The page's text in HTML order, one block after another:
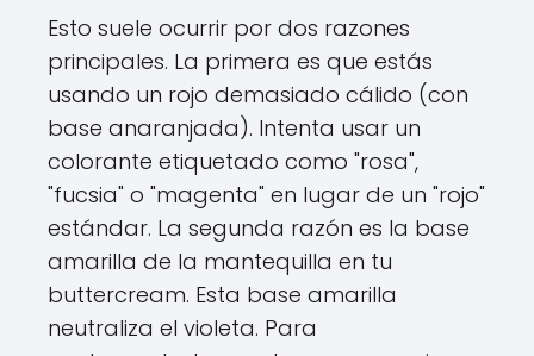
Esto suele ocurrir por dos razones
principales. La primera es que estás
usando un rojo demasiado cálido (con
base anaranjada). Intenta usar un
colorante etiquetado como "rosa",
"fucsia" o "magenta" en lugar de un "rojo"
estándar. La segunda razón es la base
amarilla de la mantequilla en tu
buttercream. Esta base amarilla
neutraliza el violeta. Para